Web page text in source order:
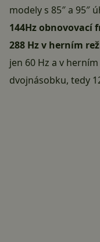
modely s 85″ a 95″
144Hz obnovovací
288 Hz v herním
jen 60 Hz a v
dvojnásobku, tedy